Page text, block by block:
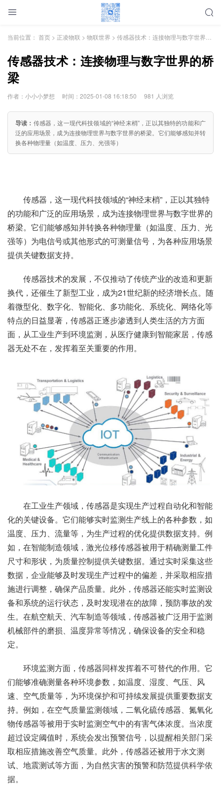
当前位置： 首页 > 正凌物联 > 物联世界 > 传感器技术：连接物理与数字世界的桥梁
传感器技术：连接物理与数字世界的桥
梁
作者：小小小梦想 时间：2025-01-08 16:18:50 981 人浏览
导读： 传感器，这一现代科技领域的“神经末梢”，正以其独特的功能和广
泛的应用场景，成为连接物理世界与数字世界的桥梁。它们能够感知并转
换各种物理量（如温度、压力、光强等）
传感器，这一现代科技领域的“神经末梢”，正以其独特
的功能和广泛的应用场景，成为连接物理世界与数字世界的
桥梁。它们能够感知并转换各种物理量（如温度、压力、光
强等）为电信号或其他形式的可测量信号，为各种应用场景
提供关键数据支持。
传感器技术的发展，不仅推动了传统产业的改造和更新
换代，还催生了新型工业，成为21世纪新的经济增长点。随
着微型化、数字化、智能化、多功能化、系统化、网络化等
特点的日益显著，传感器正逐步渗透到人类生活的方方面
面，从工业生产到环境监测，从医疗健康到智能家居，传感
器无处不在，发挥着至关重要的作用。
在工业生产领域，传感器是实现生产过程自动化和智能
化的关键设备。它们能够实时监测生产线上的各种参数，如
温度、压力、流量等，为生产过程的优化提供数据支持。例
如，在智能制造领域，激光位移传感器被用于精确测量工件
尺寸和形状，为质量控制提供关键数据。通过实时采集这些
数据，企业能够及时发现生产过程中的偏差，并采取相应措
施进行调整，确保产品质量。此外，传感器还能实时监测设
备和系统的运行状态，及时发现潜在的故障，预防事故的发
生。在航空航天、汽车制造等领域，传感器被广泛用于监测
机械部件的磨损、温度异常等情况，确保设备的安全和稳
定。
环境监测方面，传感器同样发挥着不可替代的作用。它
们能够准确测量各种环境参数，如温度、湿度、气压、风
速、空气质量等，为环境保护和可持续发展提供重要数据支
持。例如，在空气质量监测领域，二氧化硫传感器、氮氧化
物传感器等被用于实时监测空气中的有害气体浓度。当浓度
超过设定阈值时，系统会发出预警信号，以提醒相关部门采
取相应措施改善空气质量。此外，传感器还被用于水文测
试、地震测试等方面，为自然灾害的预警和防范提供科学依
据。